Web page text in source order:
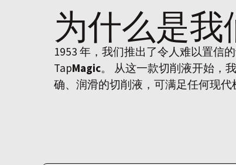
为什么是我
1953 年，我们推出了令人难以置信
TapMagic。 从这一款切削液开始，
确、润滑的切削液，可满足任何现代